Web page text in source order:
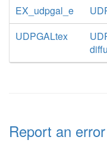
EX_udpgal_e
UDPGALtex
Report an